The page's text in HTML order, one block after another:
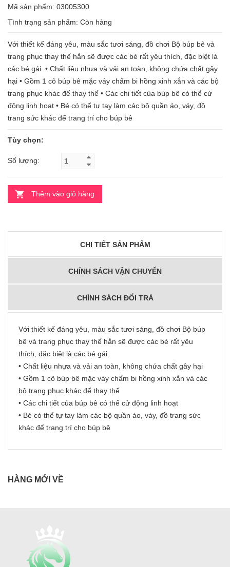
Mã sản phẩm: 03005300
Tình trạng sản phẩm: Còn hàng
Với thiết kế đáng yêu, màu sắc tươi sáng, đồ chơi Bộ búp bê và
trang phục thay thế hẳn sẽ được các bé rất yêu thích, đặc biệt là
các bé gái. • Chất liệu nhựa và vải an toàn, không chứa chất gây
hại • Gồm 1 cô búp bê mặc váy chấm bi hồng xinh xắn và các bộ
trang phục khác để thay thế • Các chi tiết của búp bê có thể cử
động linh hoạt • Bé có thể tự tay làm các bộ quần áo, váy, đồ
trang sức khác để trang trí cho búp bê
Tùy chọn:
Số lượng:
Thêm vào giỏ hàng
CHI TIẾT SẢN PHẨM
CHÍNH SÁCH VẬN CHUYỂN
CHÍNH SÁCH ĐỔI TRẢ
Với thiết kế đáng yêu, màu sắc tươi sáng, đồ chơi Bộ búp
bê và trang phục thay thế hẳn sẽ được các bé rất yêu
thích, đặc biệt là các bé gái.
• Chất liệu nhựa và vải an toàn, không chứa chất gây hại
• Gồm 1 cô búp bê mặc váy chấm bi hồng xinh xắn và các
bộ trang phục khác để thay thế
• Các chi tiết của búp bê có thể cử động linh hoạt
• Bé có thể tự tay làm các bộ quần áo, váy, đồ trang sức
khác để trang trí cho búp bê
HÀNG MỚI VỀ